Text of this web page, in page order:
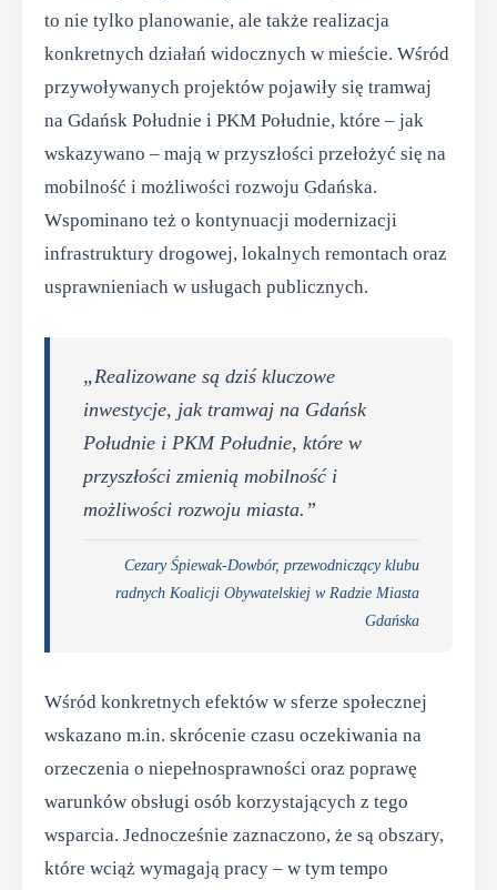
to nie tylko planowanie, ale także realizacja
konkretnych działań widocznych w mieście. Wśród
przywoływanych projektów pojawiły się tramwaj
na Gdańsk Południe i PKM Południe, które – jak
wskazywano – mają w przyszłości przełożyć się na
mobilność i możliwości rozwoju Gdańska.
Wspominano też o kontynuacji modernizacji
infrastruktury drogowej, lokalnych remontach oraz
usprawnieniach w usługach publicznych.
„Realizowane są dziś kluczowe
inwestycje, jak tramwaj na Gdańsk
Południe i PKM Południe, które w
przyszłości zmienią mobilność i
możliwości rozwoju miasta.”
Cezary Śpiewak-Dowbór, przewodniczący klubu
radnych Koalicji Obywatelskiej w Radzie Miasta
Gdańska
Wśród konkretnych efektów w sferze społecznej
wskazano m.in. skrócenie czasu oczekiwania na
orzeczenia o niepełnosprawności oraz poprawę
warunków obsługi osób korzystających z tego
wsparcia. Jednocześnie zaznaczono, że są obszary,
które wciąż wymagają pracy – w tym tempo